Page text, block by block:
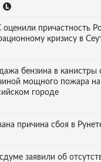
оценили причастность
кризису в
бензина в канистры
мощного пожара
городе
причина сбоя в
заявили об